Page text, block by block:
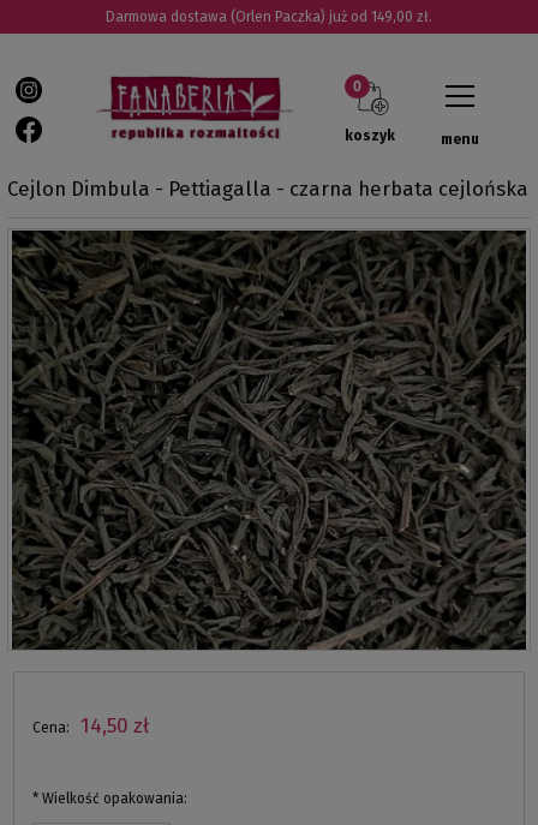
Darmowa dostawa (Orlen Paczka) już od 149,00 zł.
koszyk menu
Cejlon Dimbula - Pettiagalla - czarna herbata cejlońska
Cena: 14,50 zł
* Wielkość opakowania: